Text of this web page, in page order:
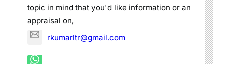
topic in mind that you'd like information or an
appraisal on,
rkumarltr@gmail.com